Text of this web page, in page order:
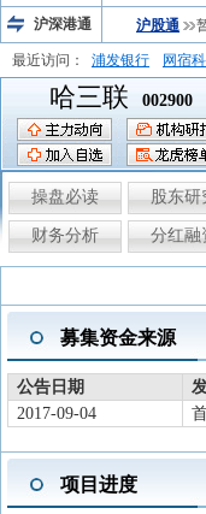
沪深港通
沪股通
最近访问： 浦发银行 网宿
弘业股份
富临运
哈三联 002900
操盘必读 股东研
财务分析 分红融
募集资金来源
公告日期
2017-09-04
项目进度